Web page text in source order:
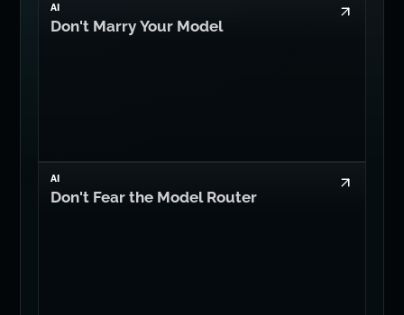
AI
Don't Marry Your Model
AI
Don't Fear the Model Router